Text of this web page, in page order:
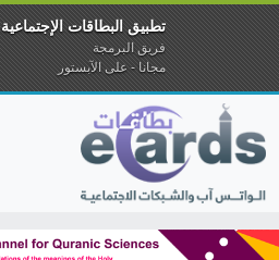
تطبيق البطاقات الإجتماعية
فريق البرمجة
مجانا - على الآبستور